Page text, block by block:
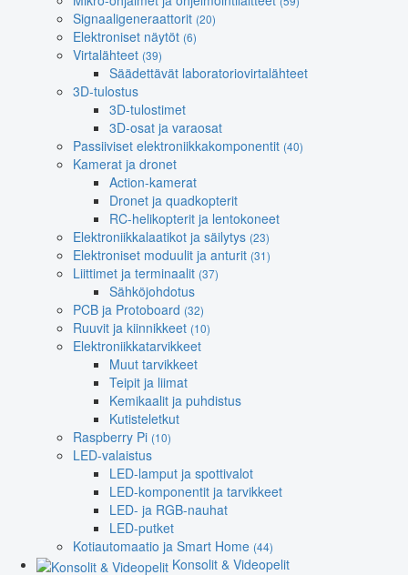
Signaaligeneraattorit (20)
Elektroniset näytöt (6)
Virtalähteet (39)
Säädettävät laboratoriovirtalähteet
3D-tulostus
3D-tulostimet
3D-osat ja varaosat
Passiiviset elektroniikkakomponentit (40)
Kamerat ja dronet
Action-kamerat
Dronet ja quadkopterit
RC-helikopterit ja lentokoneet
Elektroniikkalaatikot ja säilytys (23)
Elektroniset moduulit ja anturit (31)
Liittimet ja terminaalit (37)
Sähköjohdotus
PCB ja Protoboard (32)
Ruuvit ja kiinnikkeet (10)
Elektroniikkatarvikkeet
Muut tarvikkeet
Teipit ja liimat
Kemikaalit ja puhdistus
Kutisteletkut
Raspberry Pi (10)
LED-valaistus
LED-lamput ja spottivalot
LED-komponentit ja tarvikkeet
LED- ja RGB-nauhat
LED-putket
Kotiautomaatio ja Smart Home (44)
Konsolit & Videopelit